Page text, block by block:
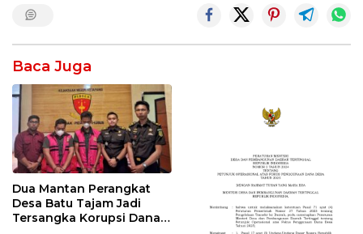
Baca Juga
Dua Mantan Perangkat
Desa Batu Tajam Jadi
Tersangka Korupsi Dana